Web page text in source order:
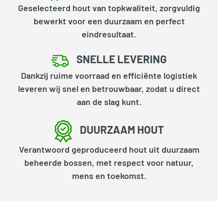
Geselecteerd hout van topkwaliteit, zorgvuldig
bewerkt voor een duurzaam en perfect
eindresultaat.
SNELLE LEVERING
Dankzij ruime voorraad en efficiënte logistiek
leveren wij snel en betrouwbaar, zodat u direct
aan de slag kunt.
DUURZAAM HOUT
Verantwoord geproduceerd hout uit duurzaam
beheerde bossen, met respect voor natuur,
mens en toekomst.